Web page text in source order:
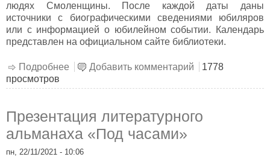
людях Смоленщины. После каждой даты даны
источники с биографическими сведениями юбиляров
или с информацией о юбилейном событии. Календарь
представлен на официальном сайте библиотеки.
Подробнее о «Знай и люби свой край»
Добавить комментарий
1778
просмотров
Презентация литературного
альманаха «Под часами»
пн, 22/11/2021 - 10:06